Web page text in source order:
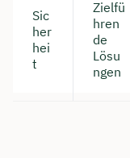
Sic
her
hei
t
Zielfü
hren
de
Lösu
ngen